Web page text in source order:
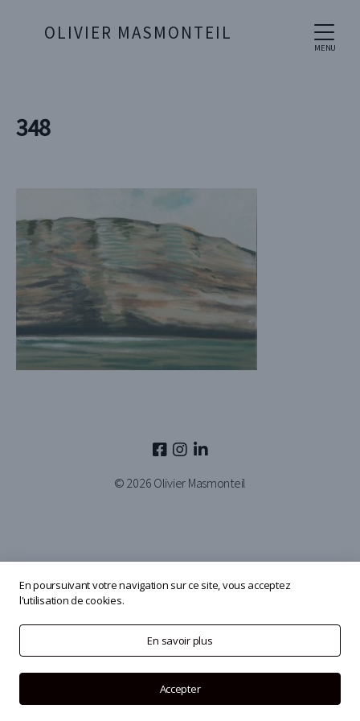
MENU
OLIVIER MASMONTEIL
348
© 2026 Olivier Masmonteil
En poursuivant votre navigation sur ce site, vous acceptez
l'utilisation de cookies.
En savoir plus
Accepter